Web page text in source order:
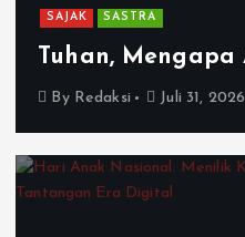
SAJAK SASTRA
Tuhan, Mengapa
By Redaksi Juli 31, 2026